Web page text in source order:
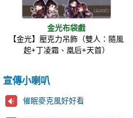
金光布袋戲
【金光】壓克力吊飾（雙人：隨風
起+丁凌霜、凰后+天首）
宣傳小喇叭
催眠麥克風好好看